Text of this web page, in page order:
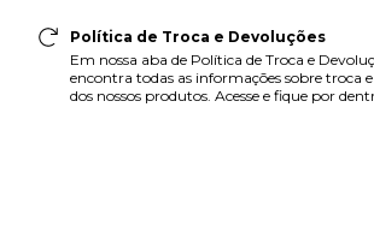
Política de Troca e Devoluções
Em nossa aba de Política de Troca e
encontra todas as informações sobre troca
dos nossos produtos. Acesse e fique por